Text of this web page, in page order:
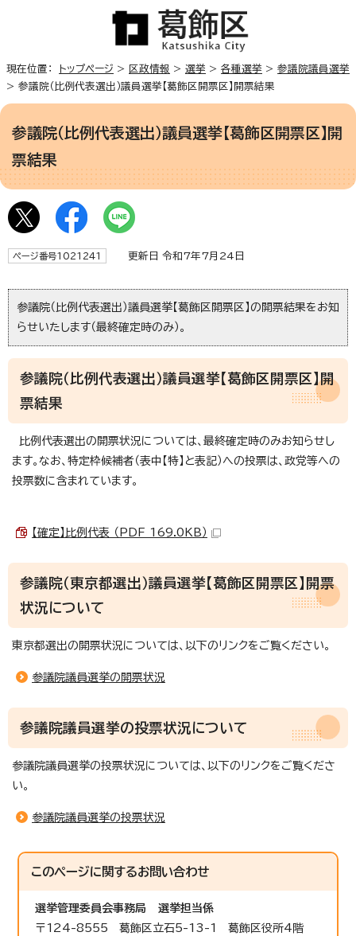
現在位置： トップページ > 区政情報 > 選挙 > 各種選挙 > 参議院議員選挙
> 参議院（比例代表選出）議員選挙【葛飾区開票区】開票結果
参議院（比例代表選出）議員選挙【葛飾区開票区】開
票結果
ページ番号1021241 更新日 令和7年7月24日
参議院（比例代表選出）議員選挙【葛飾区開票区】の開票結果をお知
らせいたします（最終確定時のみ）。
参議院（比例代表選出）議員選挙【葛飾区開票区】開
票結果
比例代表選出の開票状況については、最終確定時のみお知らせし
ます。なお、特定枠候補者（表中【特】と表記）への投票は、政党等への
投票数に含まれています。
【確定】比例代表 （PDF 169.0KB）
参議院（東京都選出）議員選挙【葛飾区開票区】開票
状況について
東京都選出の開票状況については、以下のリンクをご覧ください。
参議院議員選挙の開票状況
参議院議員選挙の投票状況について
参議院議員選挙の投票状況については、以下のリンクをご覧くださ
い。
参議院議員選挙の投票状況
このページに関するお問い合わせ
選挙管理委員会事務局
選挙担当係
〒124-8555 葛飾区立石5-13-1 葛飾区役所4階